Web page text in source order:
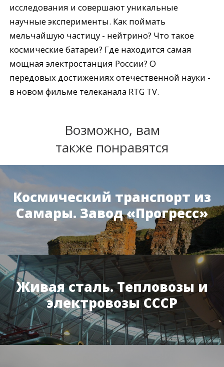
исследования и совершают уникальные
научные эксперименты. Как поймать
мельчайшую частицу - нейтрино? Что такое
космические батареи? Где находится самая
мощная электростанция России? О
передовых достижениях отечественной науки -
в новом фильме телеканала RTG TV.
Возможно, вам
также понравятся
Космический транспорт из
Самары. Завод «Прогресс»
Живая сталь. Тепловозы и
электровозы СССР